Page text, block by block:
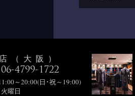
（大阪）
06-4799-1722
～20:00(日･祝～19:00)
曜日